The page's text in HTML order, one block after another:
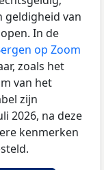
geldigheid van
In de
op Zoom
zoals het
van het
zijn
2026, na deze
kenmerken